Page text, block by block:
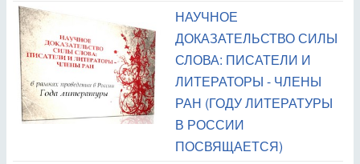
НАУЧНОЕ
ДОКАЗАТЕЛЬСТВО СИЛЫ
СЛОВА: ПИСАТЕЛИ И
ЛИТЕРАТОРЫ - ЧЛЕНЫ
РАН (ГОДУ ЛИТЕРАТУРЫ
В РОССИИ
ПОСВЯЩАЕТСЯ)